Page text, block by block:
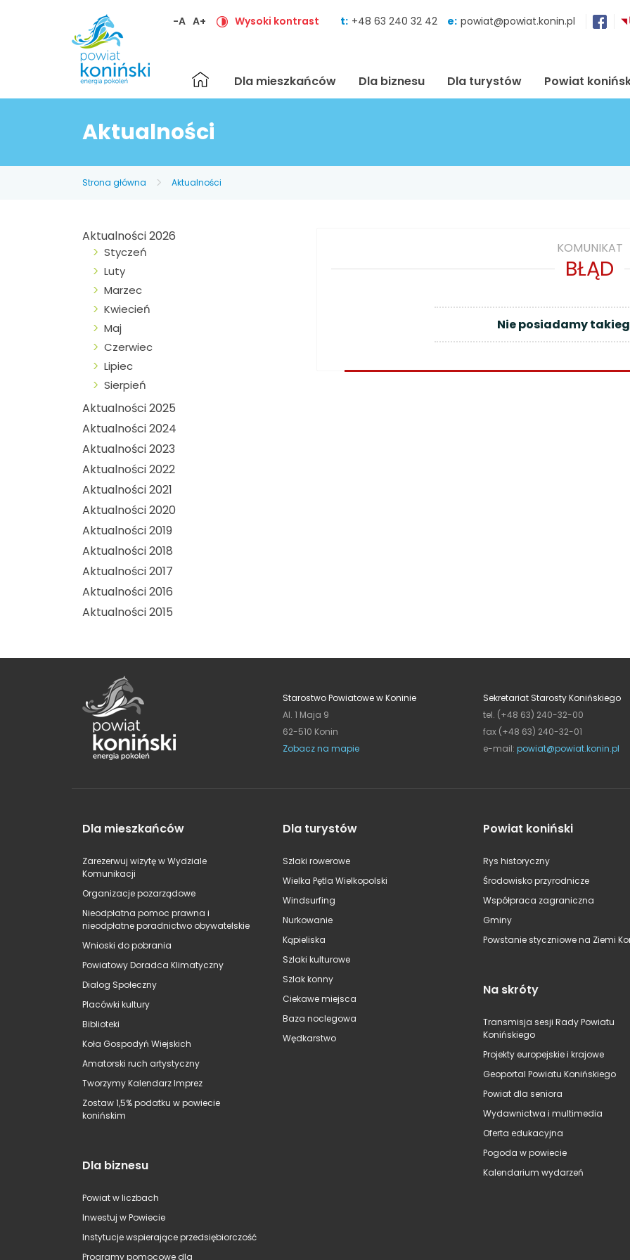
-A A+ Wysoki kontrast t: +48 63 240 32 42 e: powiat@powiat.konin.pl
Strona
główna
Dla mieszkańców Dla biznesu Dla turystów Powiat
Aktualności
Strona główna Aktualności
Aktualności 2026
Styczeń
Luty
Marzec
Kwiecień
Maj
Czerwiec
Lipiec
Sierpień
Aktualności 2025
Aktualności 2024
Aktualności 2023
Aktualności 2022
Aktualności 2021
Aktualności 2020
Aktualności 2019
Aktualności 2018
Aktualności 2017
Aktualności 2016
Aktualności 2015
KOMUNIKAT
BŁĄD
Nie posiadamy
Starostwo Powiatowe w Koninie
Al. 1 Maja 9
62-510 Konin
Zobacz na mapie
Sekretariat Starosty Konińskiego
tel. (+48 63) 240-32-00
fax (+48 63) 240-32-01
e-mail: powiat@powiat.konin.pl
Dla mieszkańców
Zarezerwuj wizytę w Wydziale
Komunikacji
Organizacje pozarządowe
Nieodpłatna pomoc prawna i
nieodpłatne poradnictwo obywatelskie
Wnioski do pobrania
Powiatowy Doradca Klimatyczny
Dialog Społeczny
Placówki kultury
Biblioteki
Koła Gospodyń Wiejskich
Amatorski ruch artystyczny
Tworzymy Kalendarz Imprez
Zostaw 1,5% podatku w powiecie
konińskim
Dla biznesu
Powiat w liczbach
Inwestuj w Powiecie
Instytucje wspierające przedsiębiorczość
Programy pomocowe dla
Dla turystów
Szlaki rowerowe
Wielka Pętla Wielkopolski
Windsurfing
Nurkowanie
Kąpieliska
Szlaki kulturowe
Szlak konny
Ciekawe miejsca
Baza noclegowa
Wędkarstwo
Powiat koniński
Rys historyczny
Środowisko przyrodnicze
Współpraca zagraniczna
Gminy
Powstanie styczniowe na Ziemi
Na skróty
Transmisja sesji Rady Powiatu
Konińskiego
Projekty europejskie i krajowe
Geoportal Powiatu Konińskiego
Powiat dla seniora
Wydawnictwa i multimedia
Oferta edukacyjna
Pogoda w powiecie
Kalendarium wydarzeń